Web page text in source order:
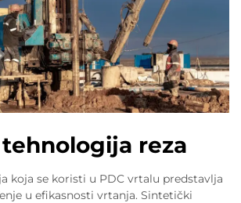
reza
koja se koristi u PDC vrtalu predstavlja
u efikasnosti vrtanja. Sintetički